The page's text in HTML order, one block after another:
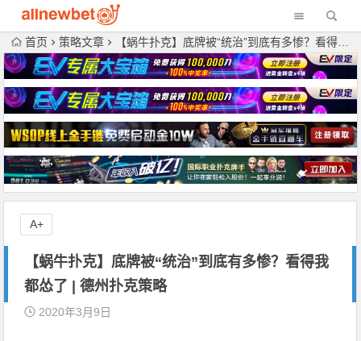
首页 策略文章 【蜗牛扑克】底牌被“统治”到底有多惨？看得我都怂了 | 德州扑克策略
【蜗牛扑克】底牌被“统治”到底有多惨？看得我
都怂了 | 德州扑克策略
2020年3月9日
A+